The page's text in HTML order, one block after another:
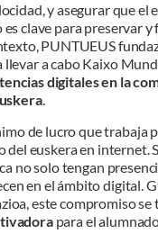
y asegurar que el
clave para preservar y
PUNTUEUS
a cabo Kaixo
digitales en la
.
de lucro que trabaja
euskera en internet.
no solo tengan
en el ámbito digital.
este compromiso se
para el